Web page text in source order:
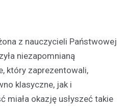
z nauczycieli Państwowej
niezapomnianą
który zaprezentowali,
klasyczne, jak i
miała okazję usłyszeć takie